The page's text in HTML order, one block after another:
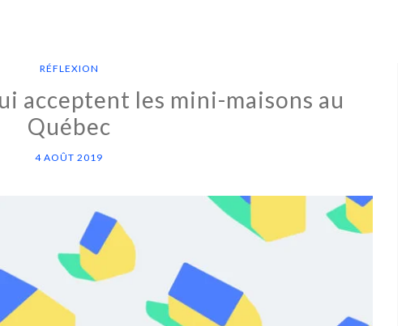
RÉFLEXION
acceptent les mini-maisons au
Québec
4 AOÛT 2019